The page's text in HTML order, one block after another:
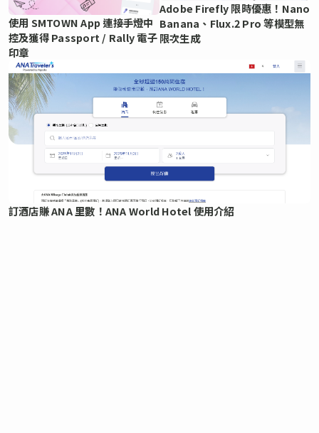
使用 SMTOWN App 連接手燈中
控及獲得 Passport / Rally 電子
印章
Adobe Firefly 限時優惠！Nano
Banana、Flux.2 Pro 等模型無
限次生成
訂酒店賺 ANA 里數！ANA World Hotel 使用介紹